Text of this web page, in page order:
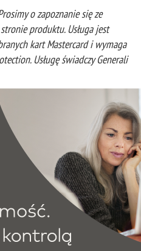
o zapoznanie się ze
produktu. Usługa jest
kart Mastercard i wymaga
Usługę świadczy Generali